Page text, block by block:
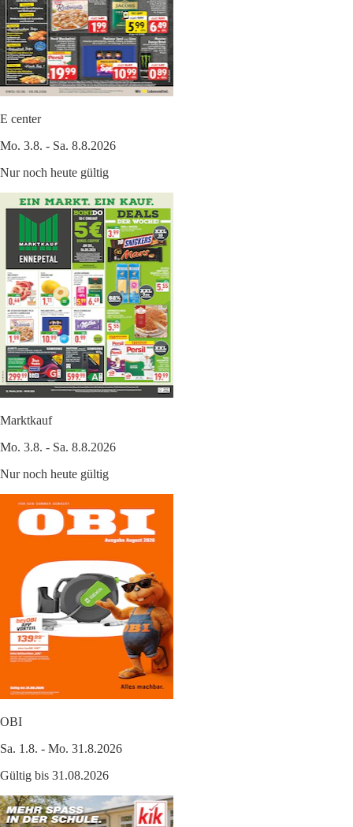
E center
Mo. 3.8. - Sa. 8.8.2026
Nur noch heute gültig
Marktkauf
Mo. 3.8. - Sa. 8.8.2026
Nur noch heute gültig
OBI
Sa. 1.8. - Mo. 31.8.2026
Gültig bis 31.08.2026